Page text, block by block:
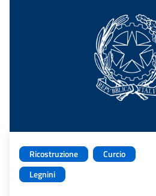
Ricostruzione
Curcio
Legnini